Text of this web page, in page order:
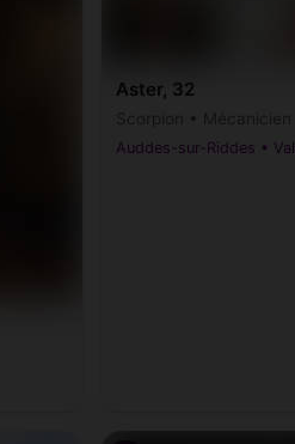
Aster, 32
Auddes-sur-Riddes •